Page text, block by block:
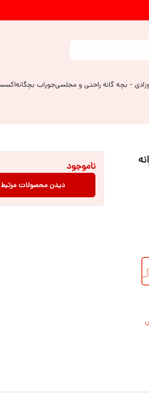
- بچه گانه راحتی و مجلسیجوراب بچگانه
ناموجود
دیدن محصولات مرتبط